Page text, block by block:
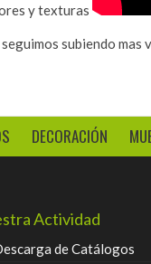
y texturas
seguimos subiendo mas
DECORACIÓN
Actividad
de Catálogos